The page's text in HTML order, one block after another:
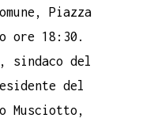
Piazza
ore 18:30.
sindaco del
del
Musciotto,